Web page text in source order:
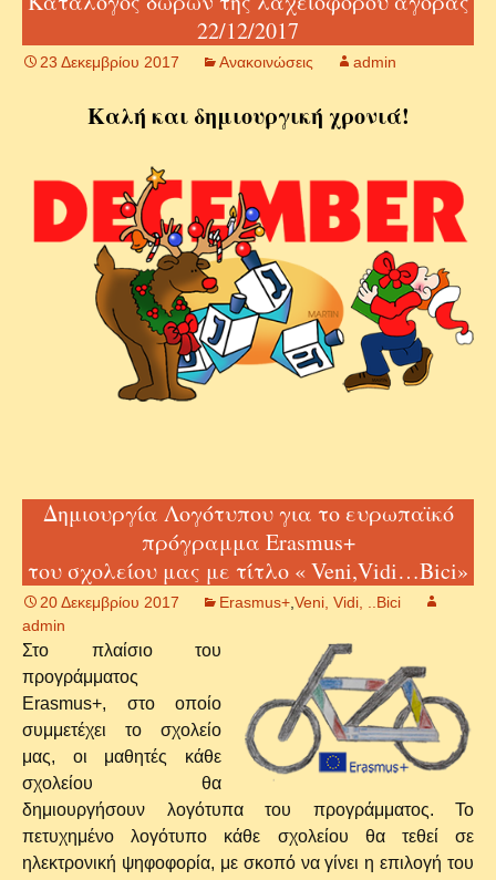
22/12/2017
23 Δεκεμβρίου 2017 Ανακοινώσεις admin
Καλή και δημιουργική χρονιά!
Δημιουργία Λογότυπου για το ευρωπαϊκό
πρόγραμμα Erasmus+
του σχολείου μας με τίτλο « Veni,Vidi…Bici»
20 Δεκεμβρίου 2017 Erasmus+,Veni, Vidi, ..Bici
admin
Στο πλαίσιο του
προγράμματος
Erasmus+, στο οποίο
συμμετέχει το σχολείο
μας, οι μαθητές κάθε
σχολείου θα
δημιουργήσουν λογότυπα του προγράμματος. Το
πετυχημένο λογότυπο κάθε σχολείου θα τεθεί σε
ηλεκτρονική ψηφοφορία, με σκοπό να γίνει η επιλογή του